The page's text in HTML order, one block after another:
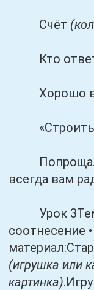
Счёт
Кто
Хорошо вы
«Строить
всегда вам
Урок 3Тема
соотнесение
(игрушка или
картинка)